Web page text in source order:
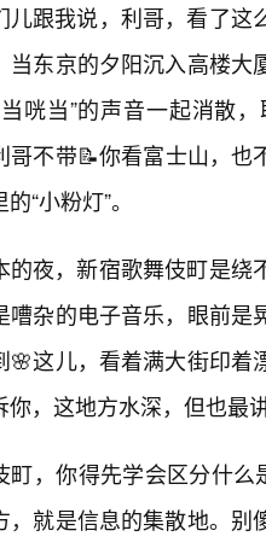
儿跟我说，利哥，看了这
当东京的夕阳沉入高楼
咣当”的声音一起消散
哥不带📝你看富士山，
“小粉灯”。
的夜，新宿歌舞伎町是绕
嘈杂的电子音乐，眼前
🌸这儿，看着满大街印
你，这地方水深，但也最
町，你得先学会区分什么
，就是信息的集散地。